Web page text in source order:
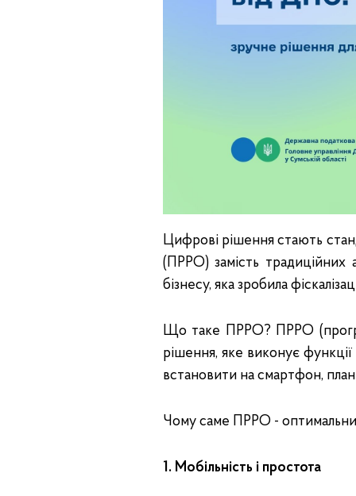
Цифрові рішення стають
(ПРРО) замість традиційних
бізнесу, яка зробила
Що таке ПРРО? ПРРО
рішення, яке виконує
встановити на смартфон,
Чому саме ПРРО -
1. Мобільність і простота